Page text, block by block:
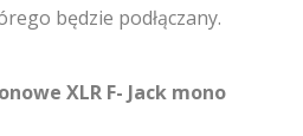
będzie podłączany.
XLR F- Jack mono